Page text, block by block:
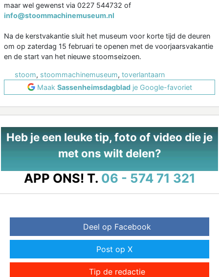
maar wel gewenst via 0227 544732 of
info@stoommachinemuseum.nl
Na de kerstvakantie sluit het museum voor korte tijd de deuren
om op zaterdag 15 februari te openen met de voorjaarsvakantie
en de start van het nieuwe stoomseizoen.
stoom, stoommachinemuseum, toverlantaarn
Maak Sassenheimsdagbladje Google-favoriet
Heb je een leuke tip, foto of video die je
met ons wilt delen?
APP ONS! T. 06 - 574 71 321
Deel op Facebook
Post op X
Tip de redactie